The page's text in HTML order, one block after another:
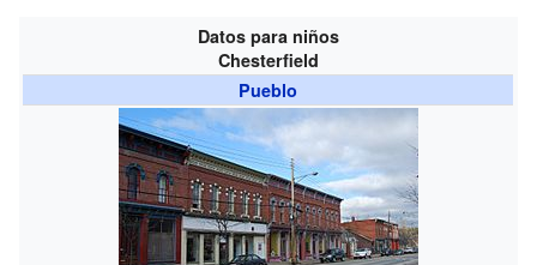
Datos para niños
Chesterfield
Pueblo